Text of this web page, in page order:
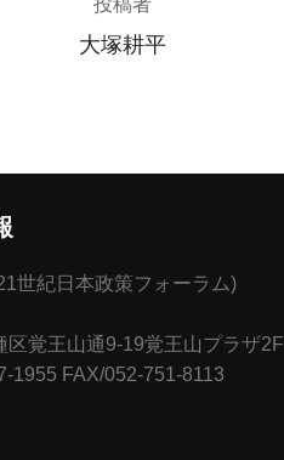
大塚耕平
世紀日本政策フォーラム)
区覚王山通9-19覚王山プラザ2F
1955 FAX/052-751-8113